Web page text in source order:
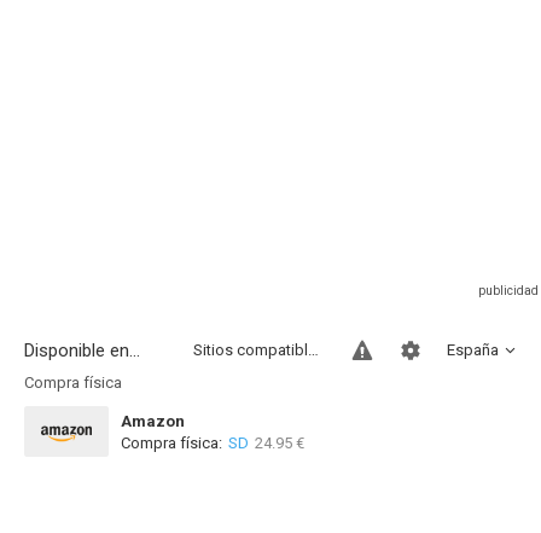
Disponible en... España
Sitios compatibles
Compra física
Amazon
Compra física: SD 24.95 €